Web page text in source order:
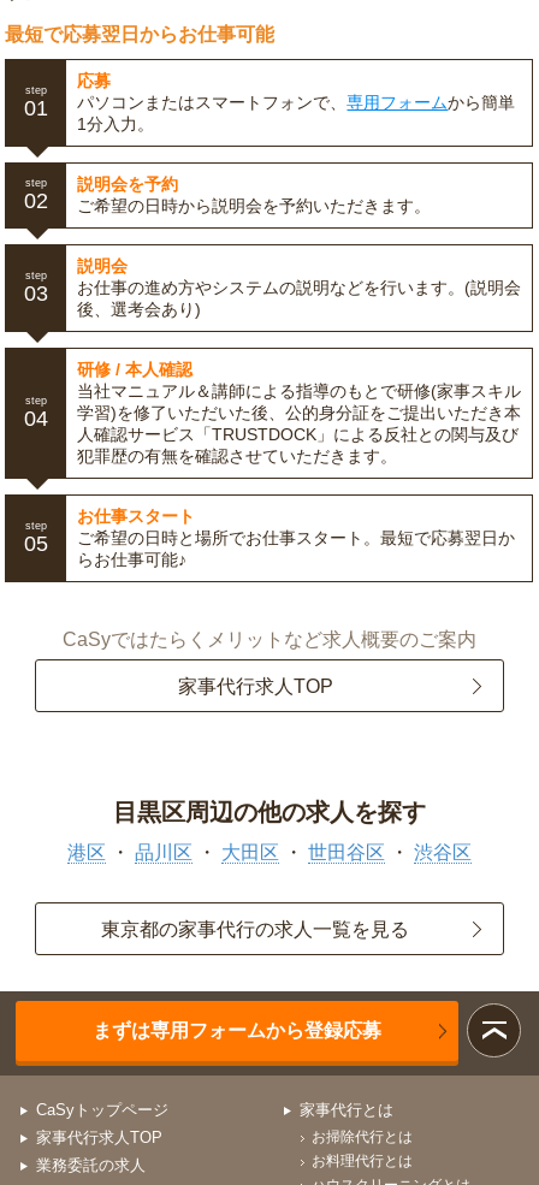
最短で応募翌日からお仕事可能
step
01
応募
パソコンまたはスマートフォンで、専用フォームから簡単
1分入力。
step
02
説明会を予約
ご希望の日時から説明会を予約いただきます。
step
03
説明会
お仕事の進め方やシステムの説明などを行います。(説明会
後、選考会あり)
step
04
研修 / 本人確認
当社マニュアル＆講師による指導のもとで研修(家事スキル
学習)を修了いただいた後、公的身分証をご提出いただき本
人確認サービス「TRUSTDOCK」による反社との関与及び
犯罪歴の有無を確認させていただきます。
step
05
お仕事スタート
ご希望の日時と場所でお仕事スタート。最短で応募翌日か
らお仕事可能♪
CaSyではたらくメリットなど求人概要のご案内
家事代行求人TOP
目黒区周辺の他の求人を探す
港区 品川区 大田区 世田谷区 渋谷区
東京都の家事代行の求人一覧を見る
まずは専用フォームから登録応募
CaSyトップページ
家事代行求人TOP
業務委託の求人
家事代行とは
お掃除代行とは
お料理代行とは